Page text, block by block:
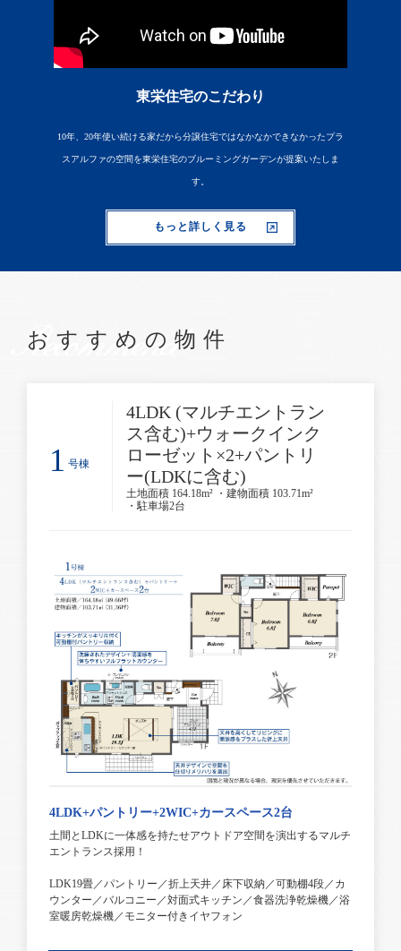
東栄住宅のこだわり
10年、20年使い続ける家だから分譲住宅ではなかなかできなかったプラ
スアルファの空間を東栄住宅のブルーミングガーデンが提案いたしま
す。
もっと詳しく見る
おすすめの物件
1 号棟
4LDK (マルチエントラン
ス含む)+ウォークインク
ローゼット×2+パントリ
ー(LDKに含む)
土地面積 164.18m² ・建物面積 103.71m²
・駐車場2台
4LDK+パントリー+2WIC+カースペース2台
土間とLDKに一体感を持たせアウトドア空間を演出するマルチ
エントランス採用！
LDK19畳／パントリー／折上天井／床下収納／可動棚4段／カ
ウンター／バルコニー／対面式キッチン／食器洗浄乾燥機／浴
室暖房乾燥機／モニター付きイヤフォン